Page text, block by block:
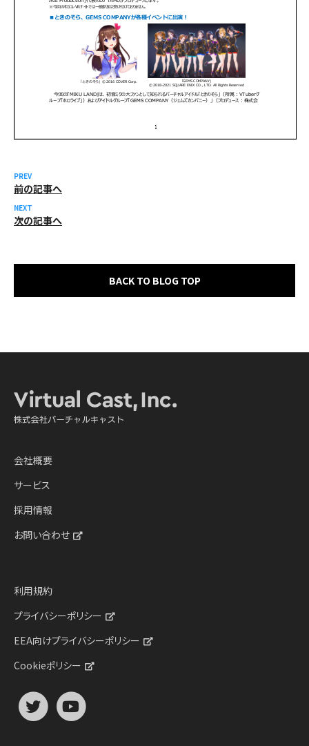
PREV
前の記事へ
NEXT
次の記事へ
BACK TO BLOG TOP
会社概要
サービス
採用情報
お問い合わせ
利用規約
プライバシーポリシー
EEA向けプライバシーポリシー
Cookieポリシー